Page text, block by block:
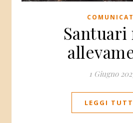
Santuari
1 Giugno
LEGGI